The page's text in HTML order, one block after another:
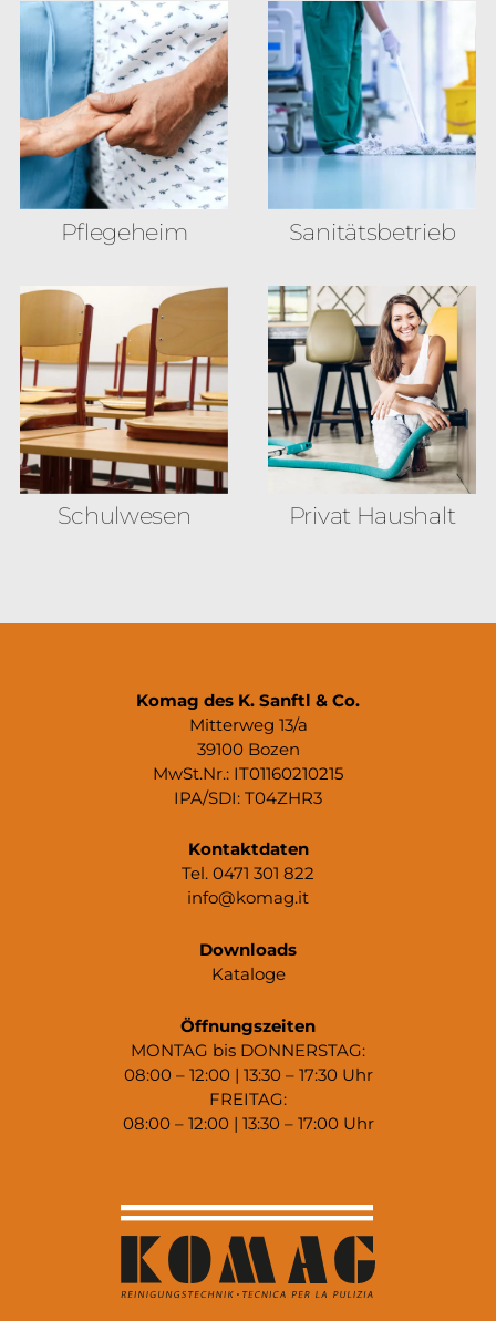
Pflegeheim Sanitäts­betrieb
Schulwesen Privat Haushalt
Komag des K. Sanftl & Co.
Mitterweg 13/a
39100 Bozen
MwSt.Nr.: IT01160210215
IPA/SDI: T04ZHR3
Kontaktdaten
Tel. 0471 301 822
info@komag.it
Downloads
Kataloge
Öffnungszeiten
MONTAG bis DONNERSTAG:
08:00 – 12:00 | 13:30 – 17:30 Uhr
FREITAG:
08:00 – 12:00 | 13:30 – 17:00 Uhr